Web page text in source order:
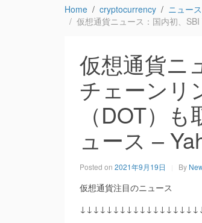
Home cryptocurrency ニュース
仮想通貨ニュース：国内初、
仮想通貨ニ
チェーンリ
（DOT）
ュース –
Posted on 2021年9月19日 By
仮想通貨注目のニュース